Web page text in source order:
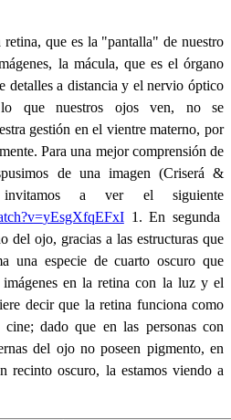
retina,que esla "pantalla" denuestro
, la mácula, que eselórgano
detallesa distancia y elnervio óptico
que nuestros ojos ven, no se
gestión en el vientre materno,por
. Parauna mejor comprensión de
de una imagen (Criserá &
invitamosaverel siguiente
yEsgXfqEFxI1. Ensegunda
del ojo, gracias a las estructuras que
una especiedecuarto oscuro que
imágenesen la retina con la luzy el
decir que la retina funciona como
cine; dadoque enlas personas con
del ojonoposeen pigmento, en
recinto oscuro, la estamos viendoa